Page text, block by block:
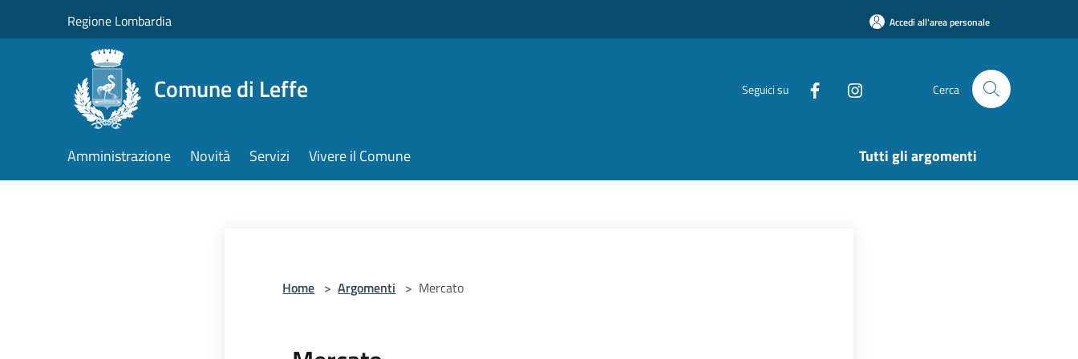
Regione Lombardia Accedi all'area personale
Comune di Leffe Seguici su Cerca
Amministrazione Novità Servizi Vivere il Comune Tutti gli argomenti
Home > Argomenti > Mercato